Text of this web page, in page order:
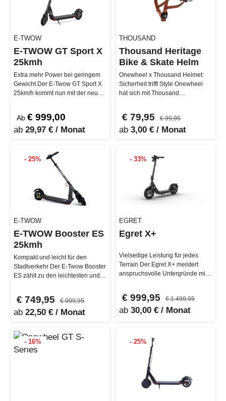
E-TWOW
E-TWOW GT Sport X
25kmh
Extra mehr Power bei geringem
Gewicht Der E-Twow GT Sport X
25km/h kommt nun mit der neuen
Ab € 999,00
ab 29,97 € / Monat
THOUSAND
Thousand Heritage
Bike & Skate Helm
Onewheel x Thousand Helmet:
Sicherheit trifft Style Onewheel
hat sich mit Thousand
€ 79,95 € 99,95
ab 3,00 € / Monat
- 25%
E-TWOW
E-TWOW Booster ES
25kmh
Kompakt und leicht für den
Stadtverkehr Der E-Twow Booster
ES zählt zu den leichtesten und
€ 749,95 € 999,95
ab 22,50 € / Monat
- 33%
EGRET
Egret X+
Vielseitige Leistung für jedes
Terrain Der Egret X+ meistert
anspruchsvolle Untergründe mit
€ 999,95 € 1.499,95
ab 30,00 € / Monat
- 16% - 25%